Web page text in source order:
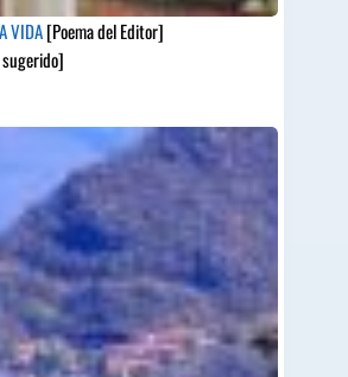
VIDA[Poema del Editor]